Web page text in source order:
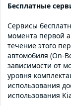
Бесплатные
Сервисы
момента первой
течение этого
автомобиля (On-
зависимости от
уровня
использования
использования